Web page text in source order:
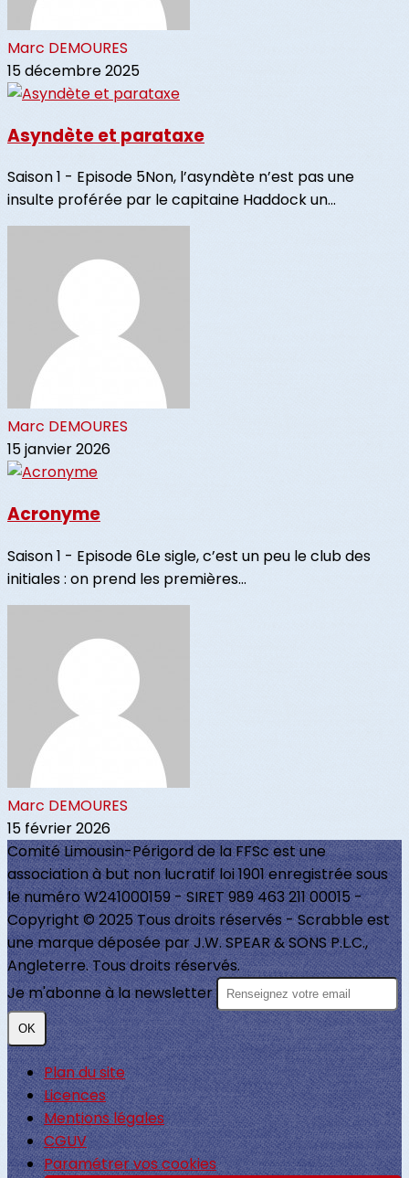
Marc DEMOURES
15 décembre 2025
Asyndète et parataxe
Saison 1 - Episode 5Non, l’asyndète n’est pas une
insulte proférée par le capitaine Haddock un...
Marc DEMOURES
15 janvier 2026
Acronyme
Saison 1 - Episode 6Le sigle, c’est un peu le club des
initiales : on prend les premières...
Marc DEMOURES
15 février 2026
Comité Limousin-Périgord de la FFSc est une
association à but non lucratif loi 1901 enregistrée sous
le numéro W241000159 - SIRET 989 463 211 00015 -
Copyright © 2025 Tous droits réservés - Scrabble est
une marque déposée par J.W. SPEAR & SONS P.L.C.,
Angleterre. Tous droits réservés.
Je m'abonne à la newsletter
OK
Plan du site
Licences
Mentions légales
CGUV
Paramétrer vos cookies